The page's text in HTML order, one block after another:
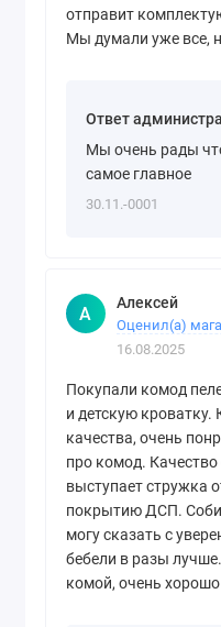
отправит
Мы думали уже все,
Ответ
Мы очень рады
самое главное
30.11.-0001
А Алексей
Оценил(а)
16.08.2025
Покупали комод
и детскую кроватку.
качества, очень
про комод.
выступает стружка
покрытию ДСП.
могу сказать с
бебели в разы
комой, очень